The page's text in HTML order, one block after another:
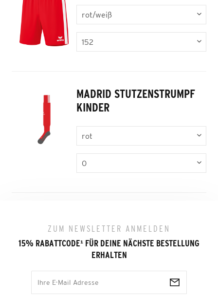
MADRID STUTZENSTRUMPF
KINDER
ZUM NEWSLETTER ANMELDEN
15% RABATTCODE¹ FÜR DEINE NÄCHSTE BESTELLUNG
ERHALTEN